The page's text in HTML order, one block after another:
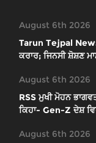
August 6th 2026
Tarun Tejpal
ਕਰਾਰ; ਜਿਨਸੀ ਸ਼ੋਸ਼ਣ
August 6th 2026
RSS ਮੁਖੀ ਮੋਹਨ
ਕਿਹਾ- Gen-Z ਦੇਸ਼
August 6th 2026